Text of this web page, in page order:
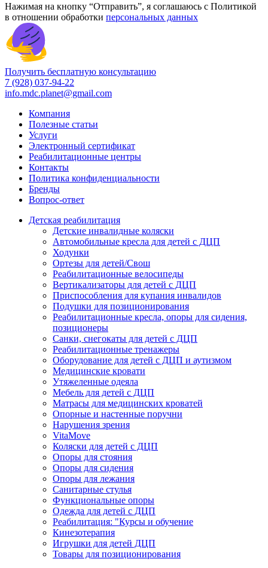
Нажимая на кнопку “Отправить”, я соглашаюсь с Политикой
в отношении обработки персональных данных
Получить бесплатную консультацию
7 (928) 037-94-22
info.mdc.planet@gmail.com
Компания
Полезные статьи
Услуги
Электронный сертификат
Реабилитационные центры
Контакты
Политика конфиденциальности
Бренды
Вопрос-ответ
Детская реабилитация
Детские инвалидные коляски
Автомобильные кресла для детей с ДЦП
Ходунки
Ортезы для детей/Свош
Реабилитационные велосипеды
Вертикализаторы для детей с ДЦП
Приспособления для купания инвалидов
Подушки для позиционирования
Реабилитационные кресла, опоры для сидения,
позиционеры
Санки, снегокаты для детей с ДЦП
Реабилитационные тренажеры
Оборудование для детей с ДЦП и аутизмом
Медицинские кровати
Утяжеленные одеяла
Мебель для детей с ДЦП
Матрасы для медицинских кроватей
Опорные и настенные поручни
Нарушения зрения
VitaMove
Коляски для детей с ДЦП
Опоры для стояния
Опоры для сидения
Опоры для лежания
Санитарные стулья
Функциональные опоры
Одежда для детей с ДЦП
Реабилитация: "Курсы и обучение
Кинезотерапия
Игрушки для детей ДЦП
Товары для позиционирования